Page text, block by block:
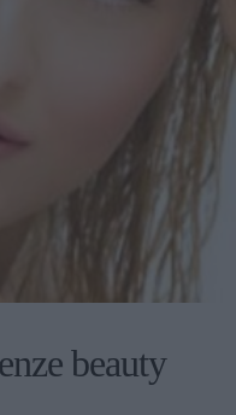
beauty